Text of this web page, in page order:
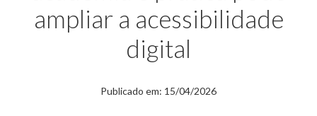
ampliar a acessibilidade
digital
Publicado em: 15/04/2026